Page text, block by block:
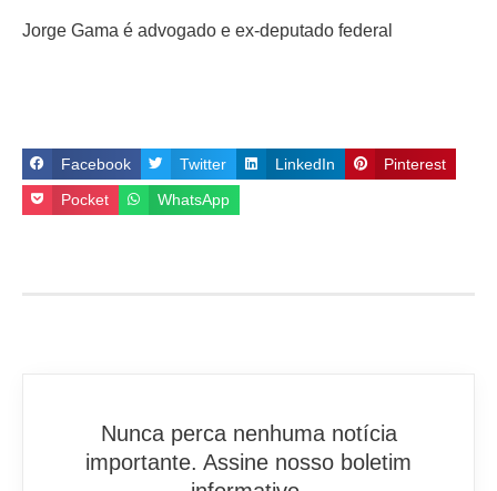
Jorge Gama é advogado e ex-deputado federal
Facebook Twitter LinkedIn Pinterest
Pocket WhatsApp
Nunca perca nenhuma notícia
importante. Assine nosso boletim